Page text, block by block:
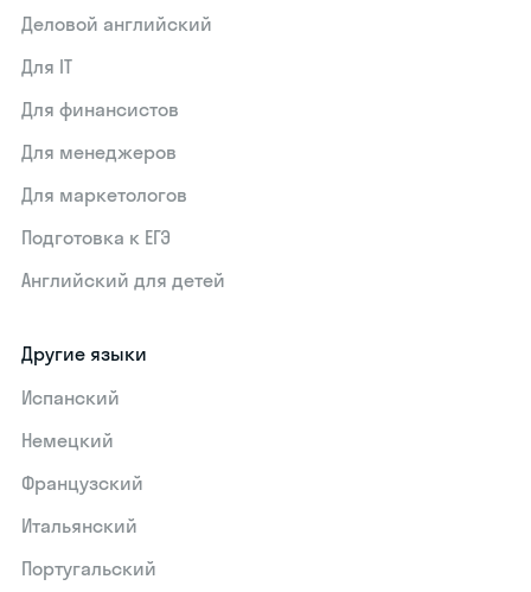
Деловой английский
Для IT
Для финансистов
Для менеджеров
Для маркетологов
Подготовка к ЕГЭ
Английский для детей
Другие языки
Испанский
Немецкий
Французский
Итальянский
Португальский